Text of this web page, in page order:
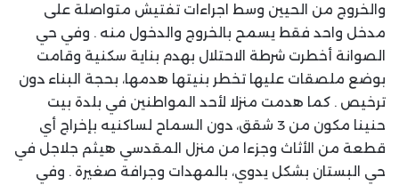
والخروج من الحيين وسط اجراءات تفتيش متواصلة على
مدخل واحد فقط يسمح بالخروج والدخول منه . وفي حي
الصوانة أخطرت شرطة الاحتلال بهدم بناية سكنية وقامت
بوضع ملصقات عليها تخطر بنيتها هدمها، بحجة البناء دون
ترخيص . كما هدمت منزلا لأحد المواطنين في بلدة بيت
حنينا مكون من 3 شقق، دون السماح لساكنيه بإخراج أي
قطعة من الأثاث وجزءا من منزل المقدسي هيثم جلاجل في
حي البستان بشكل يدوي، بالمهدات وجرافة صغيرة . وفي